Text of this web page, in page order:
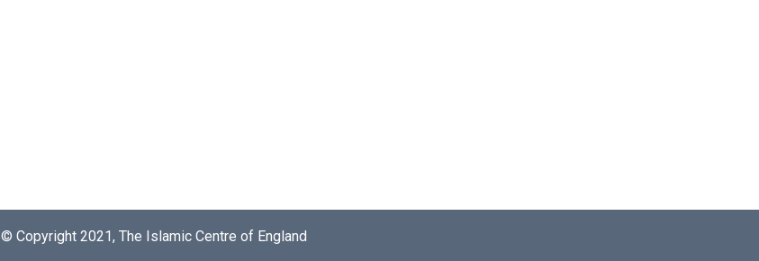
© Copyright 2021, The Islamic Centre of England